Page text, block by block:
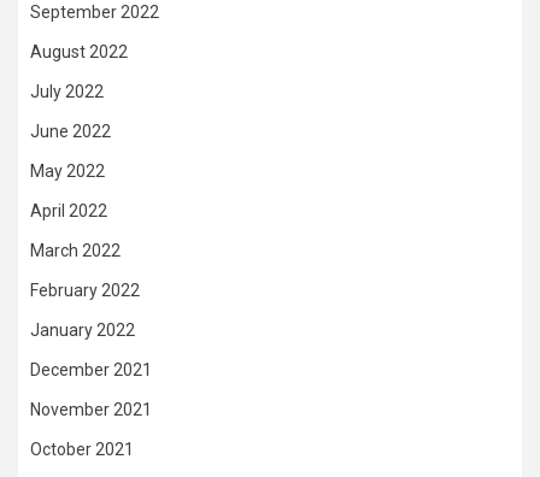
September 2022
August 2022
July 2022
June 2022
May 2022
April 2022
March 2022
February 2022
January 2022
December 2021
November 2021
October 2021